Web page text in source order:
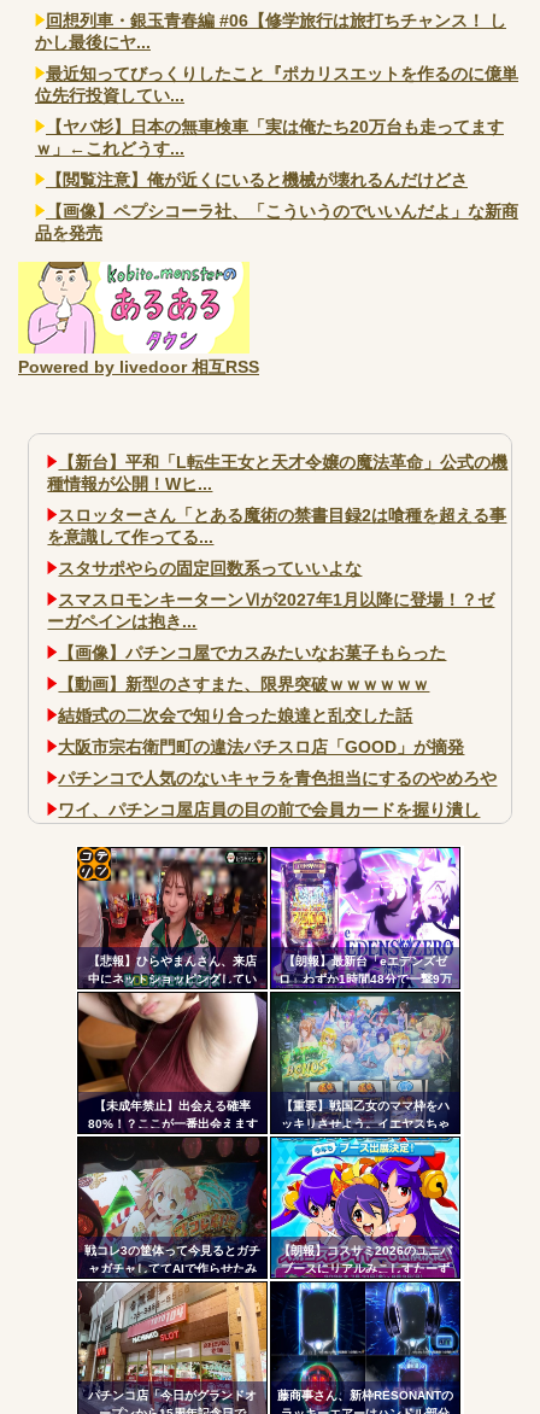
回想列車・銀玉青春編 #06【修学旅行は旅打ちチャンス！ し
かし最後にヤ...
最近知ってびっくりしたこと『ポカリスエットを作るのに億単
位先行投資してい...
【ヤバ杉】日本の無車検車「実は俺たち20万台も走ってます
ｗ」←これどうす...
【閲覧注意】俺が近くにいると機械が壊れるんだけどさ
【画像】ペプシコーラ社、「こういうのでいいんだよ」な新商
品を発売
Powered by livedoor 相互RSS
【新台】平和「L転生王女と天才令嬢の魔法革命」公式の機
種情報が公開！Wヒ...
スロッターさん「とある魔術の禁書目録2は喰種を超える事
を意識して作ってる...
スタサポやらの固定回数系っていいよな
スマスロモンキーターンⅥが2027年1月以降に登場！？ゼ
ーガペインは抱き...
【画像】パチンコ屋でカスみたいなお菓子もらった
【動画】新型のさすまた、限界突破ｗｗｗｗｗｗ
結婚式の二次会で知り合った娘達と乱交した話
大阪市宗右衛門町の違法パチスロ店「GOOD」が摘発
パチンコで人気のないキャラを青色担当にするのやめろや
ワイ、パチンコ屋店員の目の前で会員カードを握り潰し
「今までありがとう」と...
無職のパチンコカス(22)なんやが、ワイの人生どれくらい
ヤバいか教えて？...
AngelBeats!とかいうクソアニメの思い出ｗｗｗ
Powered by livedoor 相互RSS
【悲報】ひらやまんさん、来店
中にネットショッピングしてい
る様子を撮影された挙句シバタ
ーさんに密告されてしまう…
【朗報】最新台「eエデンズゼ
ロ」わずか1時間48分で一撃9万
5000発コンプリートを達成して
しまうｗ 究極LT期待出玉2万発
超えの現行最強スペックは伊達
じゃないな…
【未成年禁止】出会える確率
80%！？ここが一番出会えます
【重要】戦国乙女のママ枠をハ
ッキリさせよう。イエヤスちゃ
んやヒデヨシちゃんはママなの
か。ノブ様はママではないのか
を
戦コレ3の筐体って今見るとガチ
ャガチャしててAIで作らせたみ
たいだよな
【朗報】コスサミ2026のユニバ
ブースにリアルみこしすたーず
が降臨！！！電音部の実機も!？
パチンコ店「今日がグランドオ
藤商事さん、新枠RESONANTの
コテ
リン
- 固
定リ
自動
更新
ツー
ル